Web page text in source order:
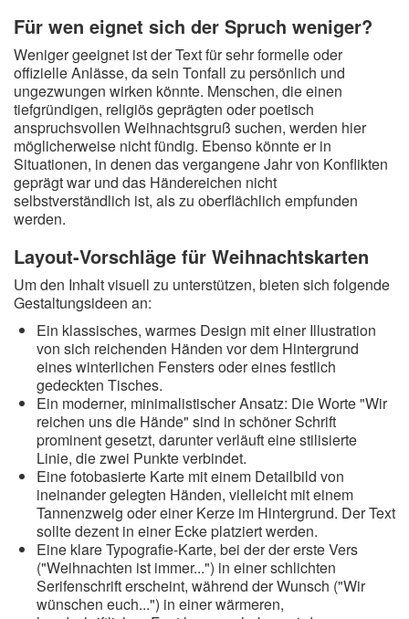
Für wen eignet sich der Spruch weniger?
Weniger geeignet ist der Text für sehr formelle oder
offizielle Anlässe, da sein Tonfall zu persönlich und
ungezwungen wirken könnte. Menschen, die einen
tiefgründigen, religiös geprägten oder poetisch
anspruchsvollen Weihnachtsgruß suchen, werden hier
möglicherweise nicht fündig. Ebenso könnte er in
Situationen, in denen das vergangene Jahr von Konflikten
geprägt war und das Händereichen nicht
selbstverständlich ist, als zu oberflächlich empfunden
werden.
Layout-Vorschläge für Weihnachtskarten
Um den Inhalt visuell zu unterstützen, bieten sich folgende
Gestaltungsideen an:
Ein klassisches, warmes Design mit einer Illustration
von sich reichenden Händen vor dem Hintergrund
eines winterlichen Fensters oder eines festlich
gedeckten Tisches.
Ein moderner, minimalistischer Ansatz: Die Worte "Wir
reichen uns die Hände" sind in schöner Schrift
prominent gesetzt, darunter verläuft eine stilisierte
Linie, die zwei Punkte verbindet.
Eine fotobasierte Karte mit einem Detailbild von
ineinander gelegten Händen, vielleicht mit einem
Tannenzweig oder einer Kerze im Hintergrund. Der Text
sollte dezent in einer Ecke platziert werden.
Eine klare Typografie-Karte, bei der der erste Vers
("Weihnachten ist immer...") in einer schlichten
Serifenschrift erscheint, während der Wunsch ("Wir
wünschen euch...") in einer wärmeren,